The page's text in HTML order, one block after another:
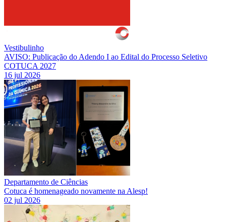
Vestibulinho
AVISO: Publicação do Adendo I ao Edital do Processo Seletivo
COTUCA 2027
16 jul 2026
Departamento de Ciências
Cotuca é homenageado novamente na Alesp!
02 jul 2026